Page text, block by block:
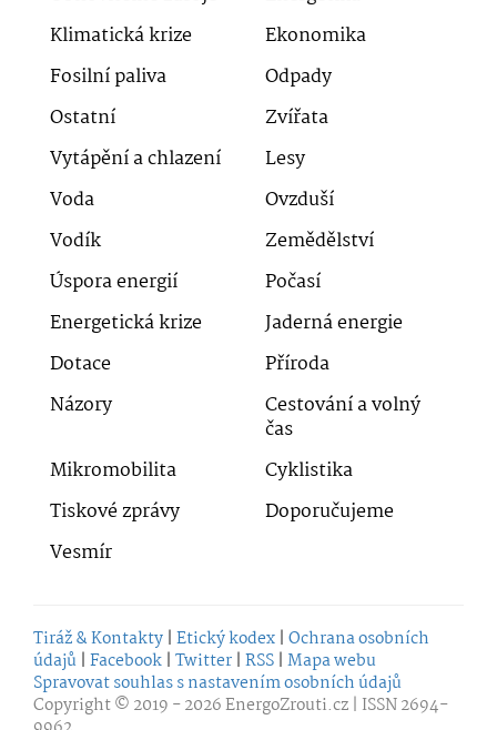
Klimatická krize
Ekonomika
Fosilní paliva
Odpady
Ostatní
Zvířata
Vytápění a chlazení
Lesy
Voda
Ovzduší
Vodík
Zemědělství
Úspora energií
Počasí
Energetická krize
Jaderná energie
Dotace
Příroda
Názory
Cestování a volný
čas
Mikromobilita
Cyklistika
Tiskové zprávy
Doporučujeme
Vesmír
Tiráž & Kontakty | Etický kodex | Ochrana osobních
údajů | Facebook | Twitter | RSS | Mapa webu
Spravovat souhlas s nastavením osobních údajů
Copyright © 2019 - 2026EnergoZrouti.cz | ISSN 2694-